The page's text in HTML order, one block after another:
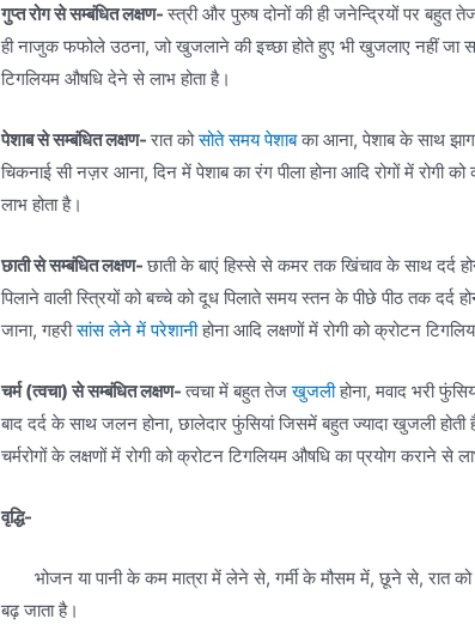
गुप्त रोग से सम्बंधित लक्षण-स्त्री और पुरुष दोनों की ही जनेन्द्रियों पर बहुत
ही नाजुक फफोले उठना, जो खुजलाने की इच्छा होते हुए भी खुजलाए नहीं जा
टिगलियम औषधि देने से लाभ होता है।
पेशाब से सम्बंधित लक्षण-रात कोसोते समय पेशाबका आना, पेशाब के साथ
चिकनाई सी नज़र आना, दिन में पेशाब का रंग पीला होना आदि रोगों में रोगी
लाभ होता है।
छाती से सम्बंधित लक्षण-छाती के बाएं हिस्से से कमर तक खिंचाव के साथ दर्द
पिलाने वाली स्त्रियों को बच्चे को दूध पिलाते समय स्तन के पीछे पीठ तक दर्द
जाना, गहरीसांस लेने में परेशानीहोना आदि लक्षणों में रोगी को क्रोटन
चर्म (त्वचा) से सम्बंधित लक्षण-त्वचा में बहुत तेजखुजलीहोना, मवाद भरी
बाद दर्द के साथ जलन होना, छालेदार फुंसियां जिसमें बहुत ज्यादा खुजली
चर्मरोगों के लक्षणों में रोगी को क्रोटन टिगलियम औषधि का प्रयोग कराने से
वृद्धि-
भोजन या पानी के कम मात्रा में लेने से, गर्मी के मौसम में, छूने से, रात
बढ़ जाता है।